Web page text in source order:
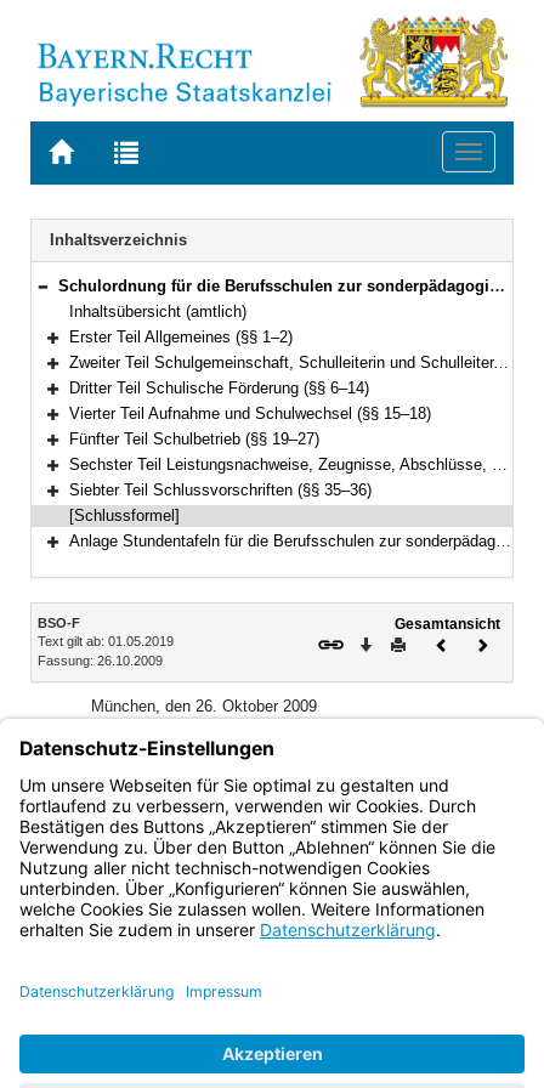
Zur
BAYERN.RECHT
Zur
letzten
Suche
Toggle
Navigation
Inhaltsverzeichnis
Bereich reduzieren
Schulordnung für die Berufsschulen zur sonderpädagogischen Förderung (Förderberufsschulordnung – BSO-F) Vom 26. Oktober 2009 (GVBl S. 580) BayRS 2233-2-2-K (§§ 1–36)
Inhaltsübersicht (amtlich)
Bereich erweitern
Erster Teil Allgemeines (§§ 1–2)
Bereich erweitern
Zweiter Teil Schulgemeinschaft, Schulleiterin und Schulleiter, Lehrkräfte, Schülerinnen und Schüler, Berufsschulbeirat (§§ 3–5)
Bereich erweitern
Dritter Teil Schulische Förderung (§§ 6–14)
Bereich erweitern
Vierter Teil Aufnahme und Schulwechsel (§§ 15–18)
Bereich erweitern
Fünfter Teil Schulbetrieb (§§ 19–27)
Bereich erweitern
Sechster Teil Leistungsnachweise, Zeugnisse, Abschlüsse, Berufsschulpflicht(Art. 52, 54 und 55 BayEUG) (§§ 28–34)
Bereich erweitern
Siebter Teil Schlussvorschriften (§§ 35–36)
[Schlussformel]
Anlage Stundentafeln für die Berufsschulen zur sonderpädagogischen Förderung
Inhalt
BSO-F
Text gilt ab: 01.05.2019
Fassung: 26.10.2009
Gesamtansicht
Download
DruckenVorheriges
München, den 26. Oktober 2009
Bayerisches Staatsministerium
für Unterricht und Kultus
Dr. Ludwig Spaenle, Staatsminister
Bayern.de
BayernPortal
Impressum